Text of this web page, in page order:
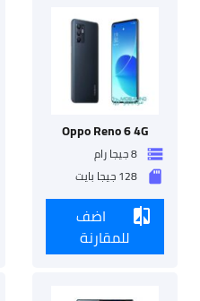
Oppo Reno 6 4G
storage 8 جيجا رام
sd_storage 128 جيجا بايت
compare
اضف
للمقارنة